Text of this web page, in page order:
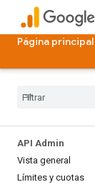
Página principal
API Admin
Vista general
Límites y cuotas